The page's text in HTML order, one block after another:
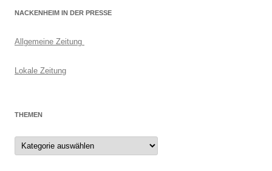
NACKENHEIM IN DER PRESSE
Allgemeine Zeitung
Lokale Zeitung
THEMEN
Themen